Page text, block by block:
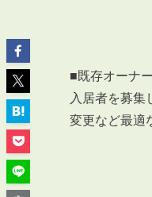
SERVICE管理
管理オーナー様
■既存オーナ
入居者を募集
変更など最適